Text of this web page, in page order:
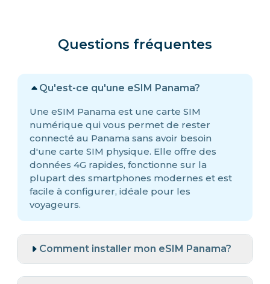
Questions fréquentes
Qu'est-ce qu'une eSIM Panama?
Une eSIM Panama est une carte SIM
numérique qui vous permet de rester
connecté au Panama sans avoir besoin
d'une carte SIM physique. Elle offre des
données 4G rapides, fonctionne sur la
plupart des smartphones modernes et est
facile à configurer, idéale pour les
voyageurs.
Comment installer mon eSIM Panama?